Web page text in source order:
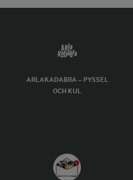
ARLAKADABRA – PYSSEL
OCH KUL